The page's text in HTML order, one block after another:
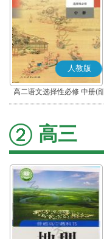
人教版
高二语文选择性必修 中册(部
编版)
高三